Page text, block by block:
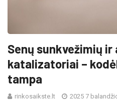
Senų sunkvežimių ir
katalizatoriai –
tampa
rinkosaikste.lt 2025 7